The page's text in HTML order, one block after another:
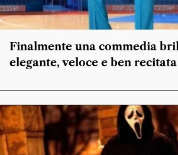
Finalmente una commedia
elegante, veloce e ben recitata